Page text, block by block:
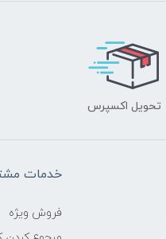
تحویل اکسپرس
خدمات
فروش ویژه